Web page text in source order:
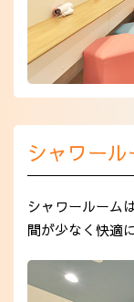
シャワール
シャワールーム
間が少なく快適